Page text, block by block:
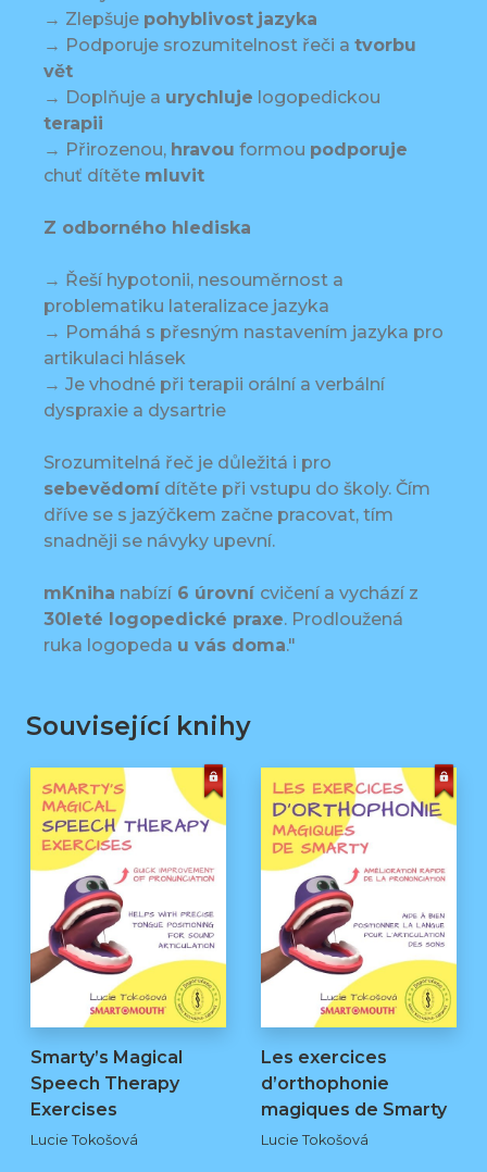
→ Zlepšuje pohyblivost jazyka
→ Podporuje srozumitelnost řeči a tvorbu
vět
→ Doplňuje a urychluje logopedickou
terapii
→ Přirozenou, hravou formou podporuje
chuť dítěte mluvit
Z odborného hlediska
→ Řeší hypotonii, nesouměrnost a
problematiku lateralizace jazyka
→ Pomáhá s přesným nastavením jazyka pro
artikulaci hlásek
→ Je vhodné při terapii orální a verbální
dyspraxie a dysartrie
Srozumitelná řeč je důležitá i pro
sebevědomí dítěte při vstupu do školy. Čím
dříve se s jazýčkem začne pracovat, tím
snadněji se návyky upevní.
mKniha nabízí6 úrovní cvičení a vychází z
30leté logopedické praxe. Prodloužená
ruka logopeda u vás doma."
Související knihy
Smarty’s Magical
Speech Therapy
Exercises
Lucie Tokošová
Les exercices
d’orthophonie
magiques de Smarty
Lucie Tokošová